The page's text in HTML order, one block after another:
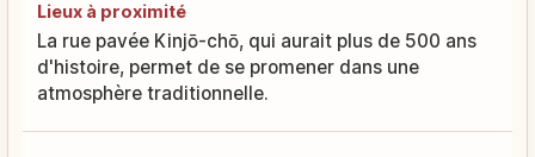
Lieux à proximité
La rue pavée Kinjō-chō, qui aurait plus de 500 ans
d'histoire, permet de se promener dans une
atmosphère traditionnelle.